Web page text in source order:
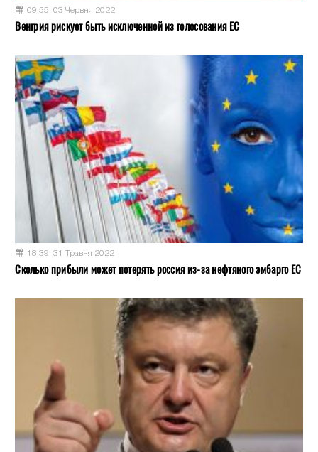
09:55, 03 Червня 2022
Венгрия рискует быть исключенной из голосования ЕС
18:39, 31 Травня 2022
Сколько прибыли может потерять россия из-за нефтяного эмбарго ЕС